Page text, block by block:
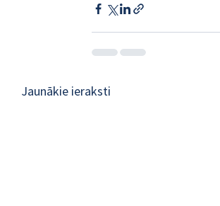
Jaunākie ieraksti